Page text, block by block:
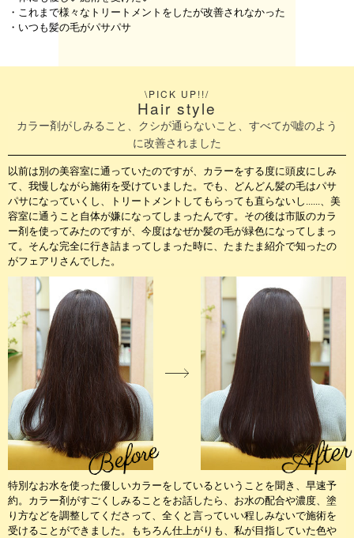
・これまで様々なトリートメントをしたが改善されなかった
・いつも髪の毛がパサパサ
\PICK UP!!/
Hair style
カラー剤がしみること、クシが通らないこと、すべてが嘘のよう
に改善されました
以前は別の美容室に通っていたのですが、カラーをする度に頭皮にしみ
て、我慢しながら施術を受けていました。でも、どんどん髪の毛はパサ
パサになっていくし、トリートメントしてもらっても直らないし......、美
容室に通うこと自体が嫌になってしまったんです。その後は市販のカラ
ー剤を使ってみたのですが、今度はなぜか髪の毛が緑色になってしまっ
て。そんな完全に行き詰まってしまった時に、たまたま紹介で知ったの
がフェアリさんでした。
特別なお水を使った優しいカラーをしているということを聞き、早速予
約。カラー剤がすごくしみることをお話したら、お水の配合や濃度、塗
り方などを調整してくださって、全くと言っていい程しみないで施術を
受けることができました。もちろん仕上がりも、私が目指していた色や